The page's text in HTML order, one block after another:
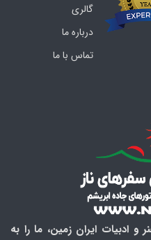
گالری
درباره ما
تماس با ما
ادبیات ایران زمین، ما را به